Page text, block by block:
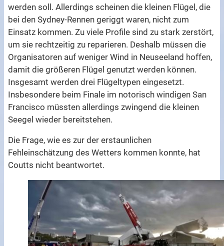
werden soll. Allerdings scheinen die kleinen Flügel, die
bei den Sydney-Rennen geriggt waren, nicht zum
Einsatz kommen. Zu viele Profile sind zu stark zerstört,
um sie rechtzeitig zu reparieren. Deshalb müssen die
Organisatoren auf weniger Wind in Neuseeland hoffen,
damit die größeren Flügel genutzt werden können.
Insgesamt werden drei Flügeltypen eingesetzt.
Insbesondere beim Finale im notorisch windigen San
Francisco müssten allerdings zwingend die kleinen
Seegel wieder bereitstehen.
Die Frage, wie es zur der erstaunlichen
Fehleinschätzung des Wetters kommen konnte, hat
Coutts nicht beantwortet.